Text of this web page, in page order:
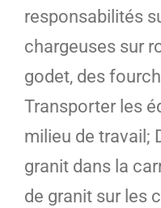
responsabilités
chargeuses sur
godet, des
Transporter les
milieu de travail;
granit dans la
de granit sur les